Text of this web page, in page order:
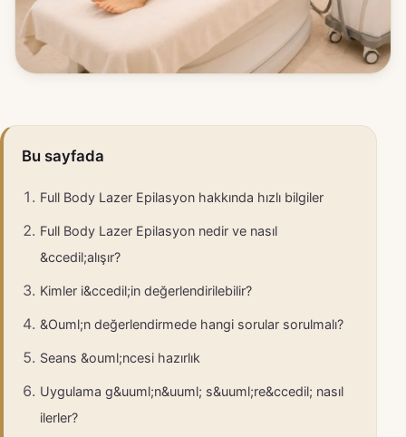
Bu sayfada
Full Body Lazer Epilasyon hakkında hızlı bilgiler
Full Body Lazer Epilasyon nedir ve nasıl
&ccedil;alışır?
Kimler i&ccedil;in değerlendirilebilir?
&Ouml;n değerlendirmede hangi sorular sorulmalı?
Seans &ouml;ncesi hazırlık
Uygulama g&uuml;n&uuml; s&uuml;re&ccedil; nasıl
ilerler?